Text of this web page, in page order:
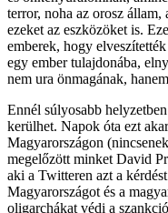
terror, noha az orosz
ezeket az eszközöket is.
emberek, hogy
egy ember tulajdonába,
nem ura önmagának,
Ennél súlyosabb
kerülhet. Napok óta ezt
Magyarországon
megelőzött minket David
aki a Twitteren azt a
Magyarországot és a
oligarchákat védi a